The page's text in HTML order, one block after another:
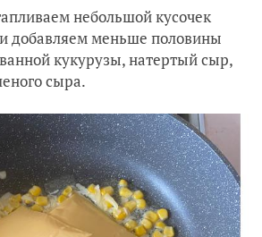
небольшой кусочек
добавляем меньше половины
кукурузы, натертый сыр,
сыра.